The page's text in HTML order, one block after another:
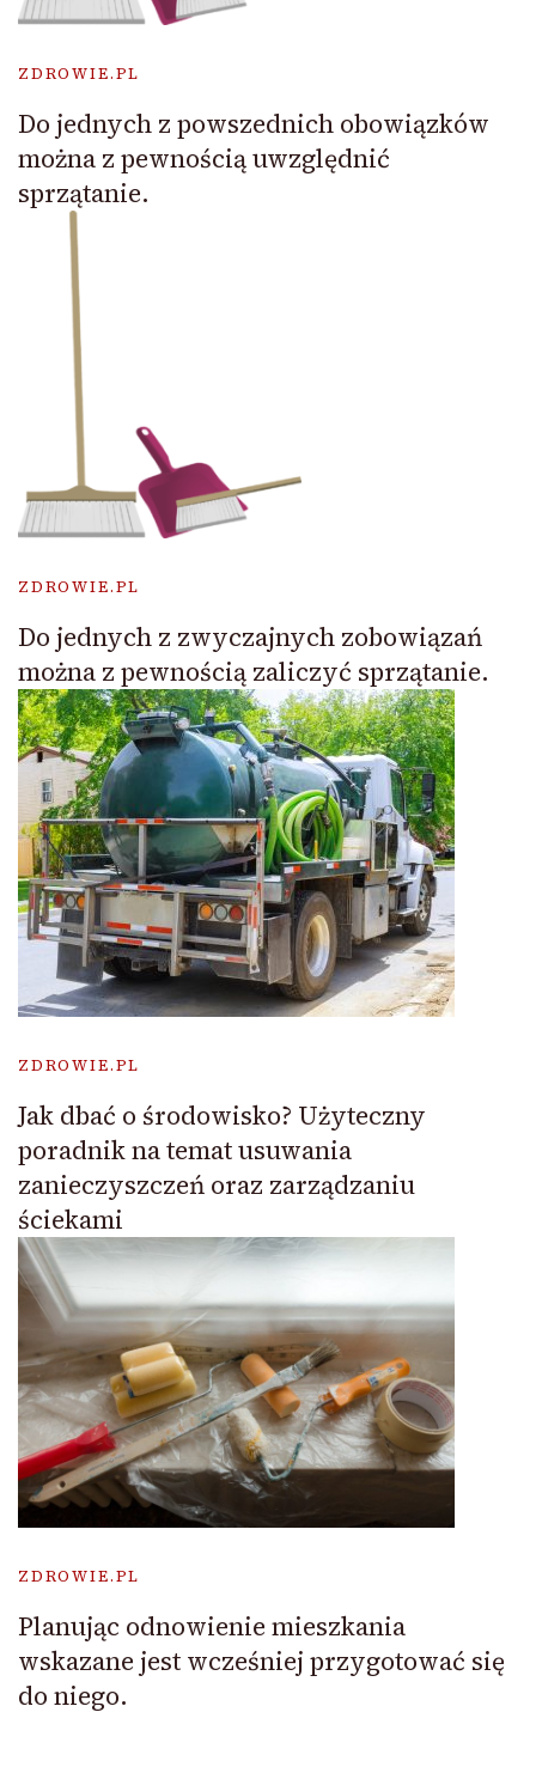
ZDROWIE.PL
Do jednych z powszednich obowiązków
można z pewnością uwzględnić
sprzątanie.
ZDROWIE.PL
Do jednych z zwyczajnych zobowiązań
można z pewnością zaliczyć sprzątanie.
ZDROWIE.PL
Jak dbać o środowisko? Użyteczny
poradnik na temat usuwania
zanieczyszczeń oraz zarządzaniu
ściekami
ZDROWIE.PL
Planując odnowienie mieszkania
wskazane jest wcześniej przygotować się
do niego.